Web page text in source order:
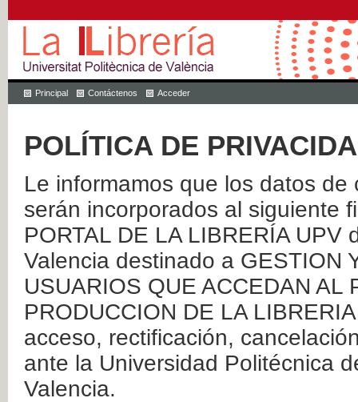
Principal Contáctenos Acceder
POLÍTICA DE
Le informamos que los datos
serán incorporados al siguiente
PORTAL DE LA LIBRERÍA
Valencia destinado a GESTION
USUARIOS QUE ACCEDAN AL
PRODUCCION DE LA
acceso, rectificación,
ante la Universidad Politécnica
Valencia.